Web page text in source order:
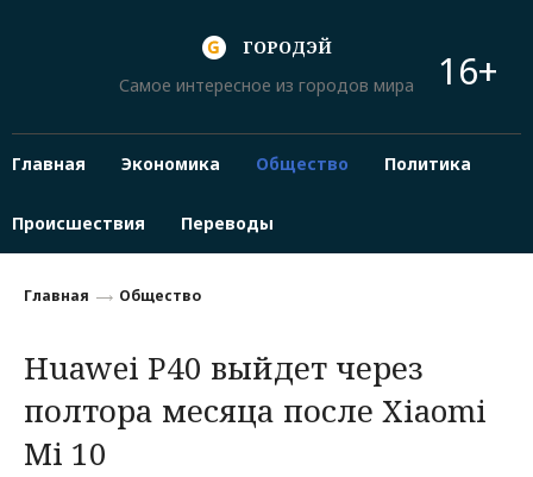
ГОРОДЭЙ
Самое интересное из городов мира
16+
Главная Экономика Общество Политика
Происшествия Переводы
Главная Общество
Huawei P40 выйдет через
полтора месяца после Xiaomi
Mi 10